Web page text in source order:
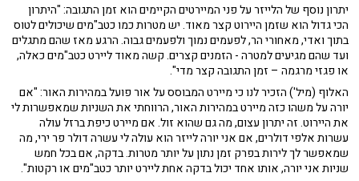
יתרון נוסף של הלייזר על פני המיירטים הקיימים הוא זמן התגובה: "היתרון
הכי גדול הוא שזמן היירוט קצר מאוד. יש מטרות כמו כטב"מים שיכולים לטוס
בתוך ואדי, מאחורי הר, לפעמים נמוך ולפעמים גבוה. הרגע מאז שהם מתגלים
ועד שהם מגיעים למטרה - הזמנים קצרים. קשה מאוד ליירט כטב"מים כאלה,
או פגזי מרגמה – זמן התגובה קצר מדי".
האלוף (מיל') הזכיר לנו כי מיירט המבוסס על אור פועל במהירות האור: "אם
יורה על משהו כזה מיירט במהירות האור, הרווחתי את השניות שמאפשרות לי
את היירוט. זה יתרון עצום, מה גם שהוא זול. אם מיירט כיפת ברזל עולה
עשרות אלפי דולרים, אם אני יורה לייזר הוא עולה לי עשרה דולר פר ירי, מה
שמאפשר לך לירות בפרק זמן נתון על יותר מטרות. בדקה, אם בכל חמש
שניות אני יורה, אותו אחד יכול בדקה אחת ליירט יותר כטב"מים או רקטות".